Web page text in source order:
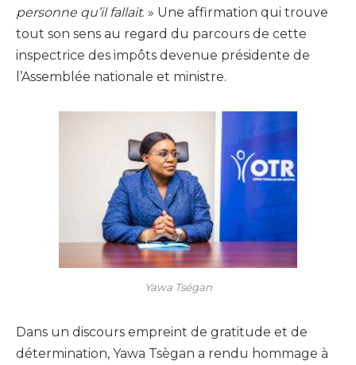
personne qu’il fallait. » Une affirmation qui trouve
tout son sens au regard du parcours de cette
inspectrice des impôts devenue présidente de
l’Assemblée nationale et ministre.
Yawa Tségan
Dans un discours empreint de gratitude et de
détermination, Yawa Tsègan a rendu hommage à